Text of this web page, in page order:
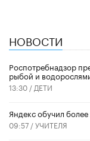
НОВОСТИ
Роспотребнадзор
рыбой и
13:30 / ДЕТИ
​Яндекс обучил
09:57 /УЧИТЕЛЯ